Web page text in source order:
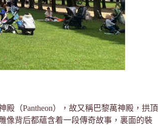
（Pantheon），故又稱巴黎萬神殿，拱頂
像背后都蘊含着一段傳奇故事，裏面的裝